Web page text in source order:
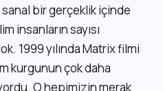
bir gerçeklik içinde
insanların sayısı
1999 yılında Matrix filmi
kurgunun çok daha
O hepimizin merak